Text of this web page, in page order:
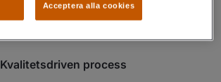
Kvalitetsdriven process
Acceptera alla cookies